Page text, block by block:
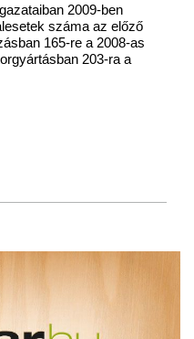
2009-ben
száma az előző
165-re a 2008-as
203-ra a